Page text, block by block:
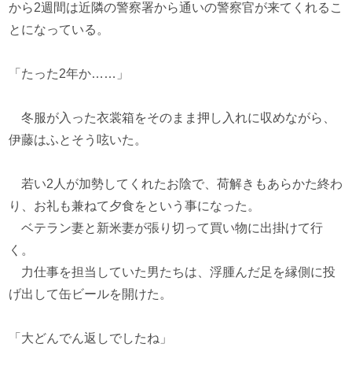
から2週間は近隣の警察署から通いの警察官が来てくれるこ
とになっている。
「たった2年か……」
冬服が入った衣裳箱をそのまま押し入れに収めながら、
伊藤はふとそう呟いた。
若い2人が加勢してくれたお陰で、荷解きもあらかた終わ
り、お礼も兼ねて夕食をという事になった。
ベテラン妻と新米妻が張り切って買い物に出掛けて行
く。
力仕事を担当していた男たちは、浮腫んだ足を縁側に投
げ出して缶ビールを開けた。
「大どんでん返しでしたね」